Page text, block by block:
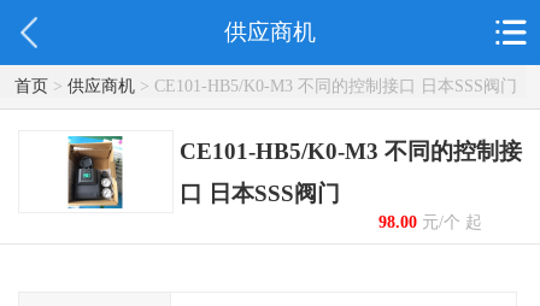
供应商机
首页> 供应商机> CE101-HB5/K0-M3 不同的控制接口 日本SSS阀门
CE101-HB5/K0-M3 不同的控制接
口 日本SSS阀门
98.00元/个 起